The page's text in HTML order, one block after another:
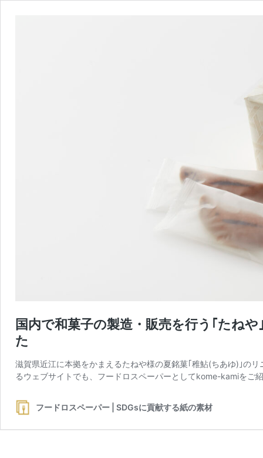
国内で和菓子の製造・販売を行う｢たね
た
滋賀県近江に本拠をかまえるたねや様の夏銘菓｢稚鮎(ちあゆ)｣の
るウェブサイトでも、フードロスペーパーとしてkome-kamiをご
フードロスペーパー | SDGsに貢献する紙の素材